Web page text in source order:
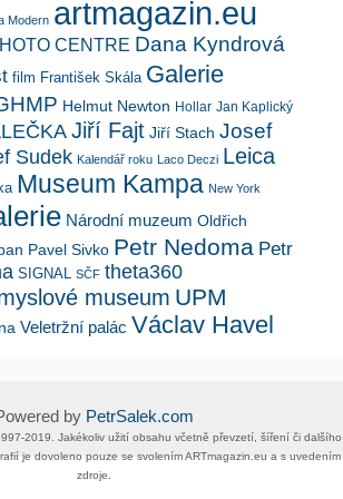
Modern artmagazin.eu
CENTRE Dana Kyndrová
film František Skála Galerie
Helmut Newton Hollar Jan Kaplický
Jiří Fajt Jiří Stach Josef
Sudek Kalendář roku Laco Deczi Leica
Museum Kampa New York
Národní muzeum Oldřich
Pavel Sivko Petr Nedoma Petr
SIGNAL SČF theta360
museum UPM
Veletržní palác Václav Havel
by PetrSalek.com
2019​.​ Jakékoliv užití obsahu včetně převzetí, šíření či dalšího
je dovoleno pouze se svolením ​ARTmagazin.eu​ ​a s uvedením
zdroje.